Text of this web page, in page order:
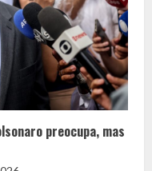
preocupa, mas